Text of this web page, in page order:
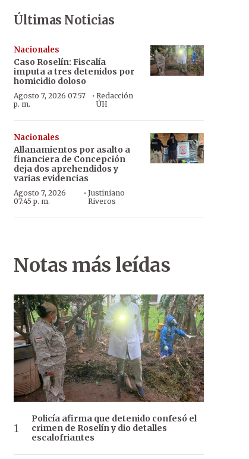
Últimas Noticias
Nacionales
Caso Roselín: Fiscalía
imputa a tres detenidos por
homicidio doloso
Agosto 7, 2026 07:57
p. m.
· Redacción
ÚH
Nacionales
Allanamientos por asalto a
financiera de Concepción
deja dos aprehendidos y
varias evidencias
Agosto 7, 2026
07:45 p. m.
·Justiniano
Riveros
Notas más leídas
Policía afirma que detenido confesó el
crimen de Roselín y dio detalles
escalofriantes